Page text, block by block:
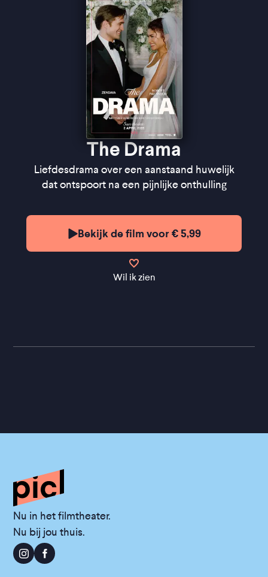
opgevoerd'' ★★★VPRO Cinema
''Een aangenaam gelaagde film die complexe
thematiek weet te vangen in een meeslepend en
wrang verhaal'' ★★★★FilmTotaal
''The film has the spiky, ingenious, tasteless style of
Borgli's previous filmDream Scenario
The Drama
Liefdesdrama over een aanstaand huwelijk
dat ontspoort na een pijnlijke onthulling
Bekijk de film voor € 5,99
Wil ik zien
Nu in het filmtheater.
Nu bij jou thuis.